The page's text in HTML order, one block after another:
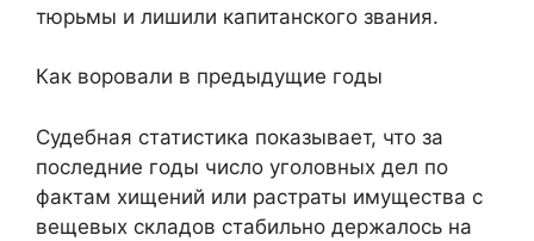
тюрьмы и лишили капитанского звания.
Как воровали в предыдущие годы
Судебная статистика показывает, что за
последние годы число уголовных дел по
фактам хищений или растраты имущества с
вещевых складов стабильно держалось на